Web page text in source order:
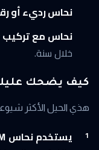
نحاس رديء أو
نحاس مع
خلال سنة.
كيف يضحك
هذي الحيل الأكثر
يستخدم نحاس Type M رفيع